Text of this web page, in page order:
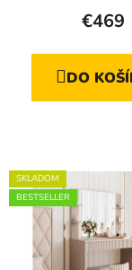
€469
DO
SKLADOM
BESTSELLER